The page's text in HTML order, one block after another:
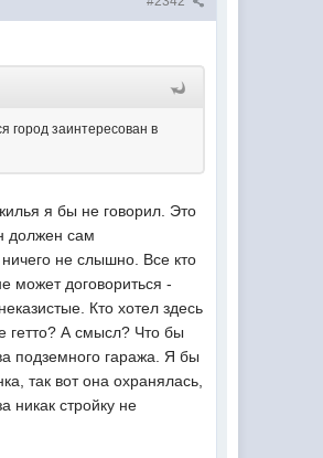
город заинтересован в
я бы не говорил. Это
должен сам
не слышно. Все кто
может договориться -
Кто хотел здесь
гетто? А смысл? Что бы
подземного гаража. Я бы
так вот она охранялась,
никак стройку не